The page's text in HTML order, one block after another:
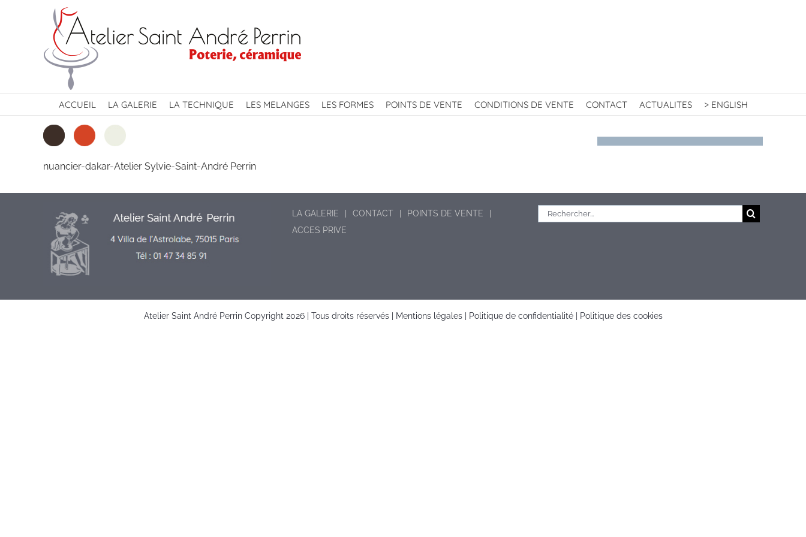
ACCUEIL LA GALERIE LA TECHNIQUE LES MELANGES LES FORMES POINTS DE VENTE CONDITIONS DE VENTE CONTACT ACTUALITES > ENGLISH
nuancier-dakar-Atelier Sylvie-Saint-André Perrin
LA GALERIE CONTACT
POINTS DE VENTE
ACCES PRIVE
Rechercher:
Atelier Saint André Perrin Copyright 2026 | Tous droits réservés | Mentions légales| Politique de confidentialité| Politique des cookies